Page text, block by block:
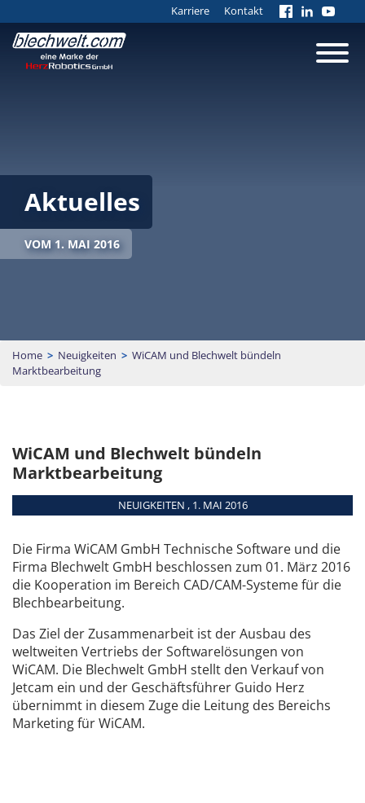
Karriere Kontakt
Aktuelles
VOM 1. MAI 2016
Home > Neuigkeiten > WiCAM und Blechwelt bündeln
Marktbearbeitung
WiCAM und Blechwelt bündeln
Marktbearbeitung
NEUIGKEITEN , 1. MAI 2016
Die Firma WiCAM GmbH Technische Software und die
Firma Blechwelt GmbH beschlossen zum 01. März 2016
die Kooperation im Bereich CAD/CAM-Systeme für die
Blechbearbeitung.
Das Ziel der Zusammenarbeit ist der Ausbau des
weltweiten Vertriebs der Softwarelösungen von
WiCAM. Die Blechwelt GmbH stellt den Verkauf von
Jetcam ein und der Geschäftsführer Guido Herz
übernimmt in diesem Zuge die Leitung des Bereichs
Marketing für WiCAM.